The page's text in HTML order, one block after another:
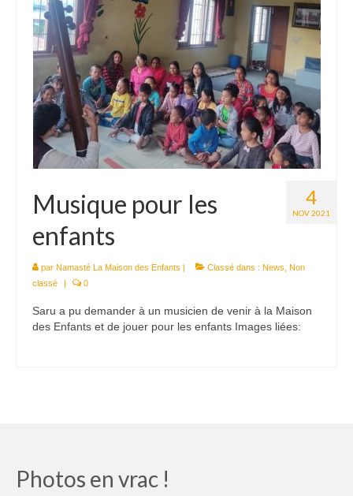
4
NOV 2021
Musique pour les
enfants
par Namasté La Maison des Enfants | Classé dans : News Non
classé
| 0
Saru a pu demander à un musicien de venir à la Maison
des Enfants et de jouer pour les enfants Images liées:
Photos en vrac !